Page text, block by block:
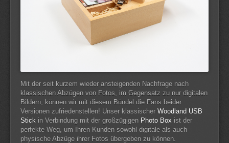
Mit der seit kurzem wieder ansteigenden Nachfrage nach
klassischen Abzügen von Fotos, im Gegensatz zu nur digitalen
Bildern, können wir mit diesem Bündel die Fans beider
Versionen zufriedenstellen! Unser klassischer Woodland USB
Stick in Verbindung mit der großzügigen Photo Box ist der
perfekte Weg, um Ihren Kunden sowohl digitale als auch
physische Abzüge ihrer Fotos übergeben zu können.